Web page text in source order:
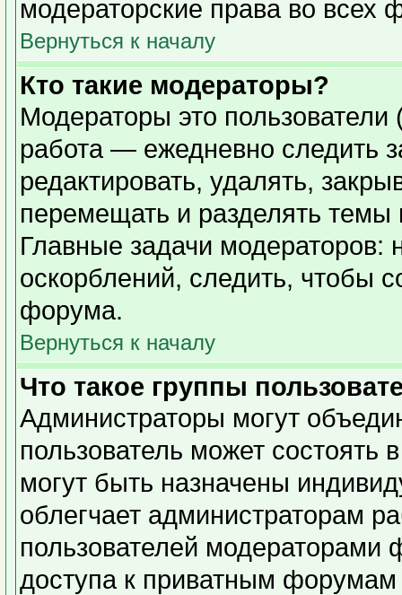
модераторские права во всех
Вернуться к началу
Кто такие модераторы?
Модераторы это пользователи
работа — ежедневно следить
редактировать, удалять,
перемещать и разделять темы
Главные задачи модераторов:
оскорблений, следить, чтобы
форума.
Вернуться к началу
Что такое группы
Администраторы могут
пользователь может состоять
могут быть назначены
облегчает администраторам
пользователей
доступа к приватным форумам